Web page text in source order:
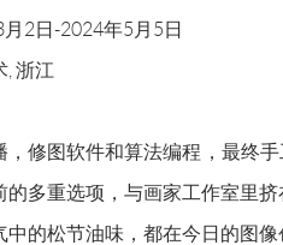
2日-2024年5月5日
, 浙江
，修图软件和算法编程，最终
的多重选项，与画家工作室里
中的松节油味，都在今日的图